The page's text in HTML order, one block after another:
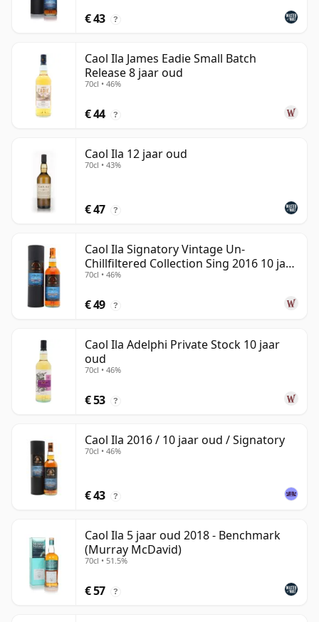
€ 43 ?
Caol Ila James Eadie Small Batch
Release 8 jaar oud
70cl • 46%
€ 44 ?
Caol Ila 12 jaar oud
70cl • 43%
€ 47 ?
Caol Ila Signatory Vintage Un-
Chillfiltered Collection Sing 2016 10 jaar
oud
70cl • 46%
€ 49 ?
Caol Ila Adelphi Private Stock 10 jaar
oud
70cl • 46%
€ 53 ?
Caol Ila 2016 / 10 jaar oud / Signatory
70cl • 46%
€ 43 ?
Caol Ila 5 jaar oud 2018 - Benchmark
(Murray McDavid)
70cl • 51.5%
€ 57 ?